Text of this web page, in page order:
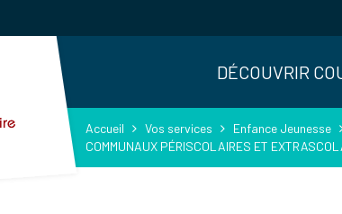
DÉCOUVRIR
Accueil Vos services Enfance Jeunesse
COMMUNAUX PÉRISCOLAIRES ET